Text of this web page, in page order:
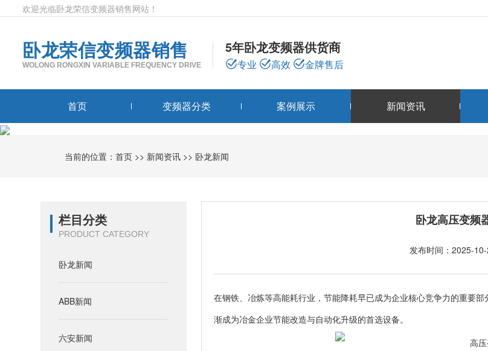
欢迎光临卧龙荣信变频器销售网站！
卧龙荣信变频器销售
WOLONG RONGXIN VARIABLE FREQUENCY DRIVE
5年卧龙变频器供货商
专业 高效 金牌售后
首页 变频器分类 案例展示 新闻资讯
当前的位置：首页 >> 新闻资讯 >> 卧龙新闻
栏目分类
PRODUCT CATEGORY
卧龙新闻
ABB新闻
六安新闻
卧龙高压变频
发布时间：2025-
在钢铁、冶炼等高能耗行业，节能降耗早已成为企业核心竞争力的重要
渐成为冶金企业节能改造与自动化升级的首选设备。